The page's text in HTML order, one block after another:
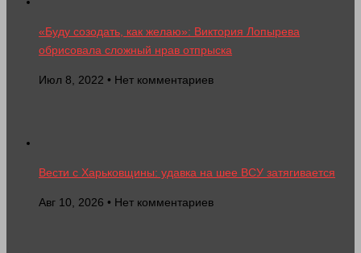
«Буду созодать, как желаю»: Виктория Лопырева
обрисовала сложный нрав отпрыска
Июл 8, 2022 • Нет комментариев
Вести с Харьковщины: удавка на шее ВСУ затягивается
Авг 10, 2026 • Нет комментариев